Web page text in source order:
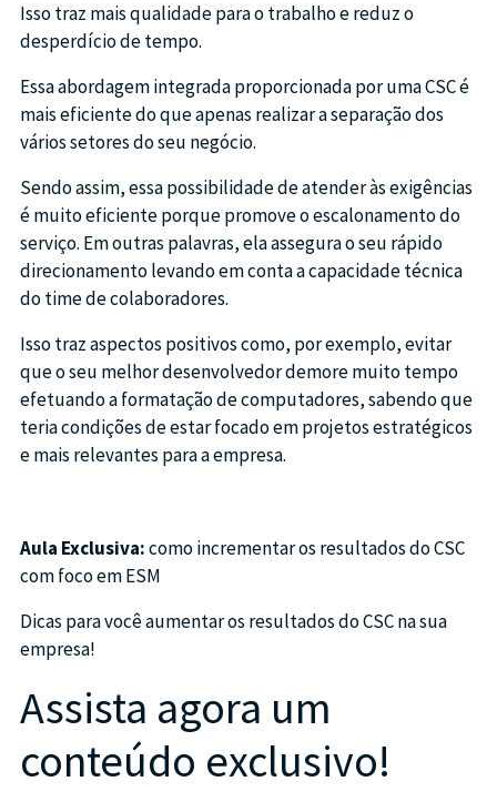
Isso traz mais qualidade para o trabalho e reduz o
desperdício de tempo.
Essa abordagem integrada proporcionada por uma CSC é
mais eficiente do que apenas realizar a separação dos
vários setores do seu negócio.
Sendo assim, essa possibilidade de atender às exigências
é muito eficiente porque promove o escalonamento do
serviço. Em outras palavras, ela assegura o seu rápido
direcionamento levando em conta a capacidade técnica
do time de colaboradores.
Isso traz aspectos positivos como, por exemplo, evitar
que o seu melhor desenvolvedor demore muito tempo
efetuando a formatação de computadores, sabendo que
teria condições de estar focado em projetos estratégicos
e mais relevantes para a empresa.
Aula Exclusiva:como incrementar os resultados do CSC
com foco em ESM
Dicas para você aumentar os resultados do CSC na sua
empresa!
Assista agora um
conteúdo exclusivo!